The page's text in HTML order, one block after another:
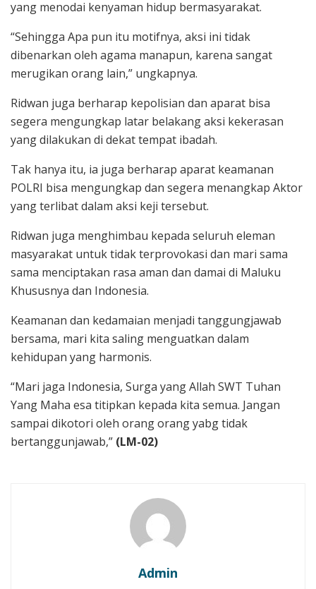
yang menodai kenyaman hidup bermasyarakat.
“Sehingga Apa pun itu motifnya, aksi ini tidak
dibenarkan oleh agama manapun, karena sangat
merugikan orang lain,” ungkapnya.
Ridwan juga berharap kepolisian dan aparat bisa
segera mengungkap latar belakang aksi kekerasan
yang dilakukan di dekat tempat ibadah.
Tak hanya itu, ia juga berharap aparat keamanan
POLRI bisa mengungkap dan segera menangkap Aktor
yang terlibat dalam aksi keji tersebut.
Ridwan juga menghimbau kepada seluruh eleman
masyarakat untuk tidak terprovokasi dan mari sama
sama menciptakan rasa aman dan damai di Maluku
Khususnya dan Indonesia.
Keamanan dan kedamaian menjadi tanggungjawab
bersama, mari kita saling menguatkan dalam
kehidupan yang harmonis.
“Mari jaga Indonesia, Surga yang Allah SWT Tuhan
Yang Maha esa titipkan kepada kita semua. Jangan
sampai dikotori oleh orang orang yabg tidak
bertanggunjawab,” (LM-02)
Admin